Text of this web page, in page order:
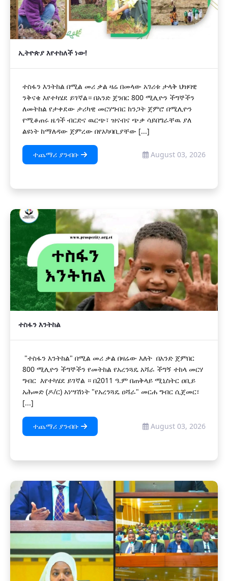
ኢትዮጵያ እየተከለች ነው!
ተስፋን እንትከል በሚል መሪ ቃል ዛሬ በመላው አገሪቱ ታላቅ ህዝባዊ
ንቅናቄ እየተካሄደ ይገኛል። በአንድ ጀንበር 800 ሚሊዮን ችግኞችን
ለመትከል የታቀደው ታሪካዊ መርሃግብር ከንጋት ጀምሮ በሚሊዮን
የሚቆጠሩ ዜጎች ብርድና ዉርጭ፣ ዝናብና ጭቃ ሳይበግራቸዉ ያለ
ልዩነት ከማለዳው ጀምረው በየአካባቢያቸው [...]
ተጨማሪ ያንብቡ August 03, 2026
ተስፋን እንትከል
"ተስፋን እንትከል" በሚል መሪ ቃል በዛሬው እለት በአንድ ጀምበር
800 ሚሊዮን ችግኞችን የመትከል የአረንጓዴ አሻራ ችግኝ ተከላ መርሃ
ግብር እየተካሄደ ይገኛል ። በ2011 ዓ.ም በጠቅላይ ሚኒስትር ዐቢይ
አሕመድ (ዶ/ር) አነሣሽነት "የአረንጓዴ ዐሻራ" መርሐ ግብር ሲጀመር፣
[...]
ተጨማሪ ያንብቡ August 03, 2026